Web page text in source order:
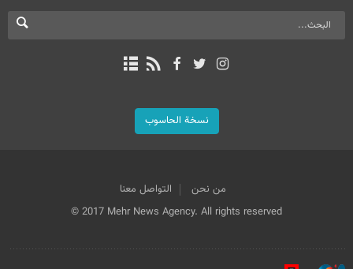
نسخة الحاسوب
من نحن
التواصل معنا
© 2017 Mehr News Agency. All rights reserved